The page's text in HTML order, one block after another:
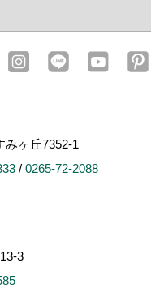
みヶ丘7352-1
/ 0265-72-2088
13-3